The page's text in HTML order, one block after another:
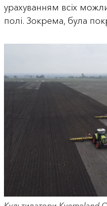
урахуванням всіх
полі. Зокрема, була